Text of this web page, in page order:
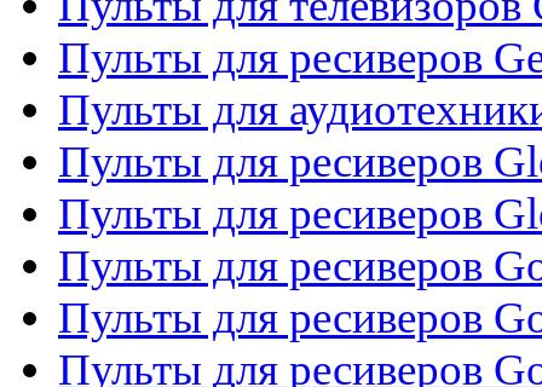
Пульты для ресиверов
Пульты для
Пульты для ресиверов
Пульты для ресиверов
Пульты для ресиверов
Пульты для ресиверов
Пульты для ресиверов